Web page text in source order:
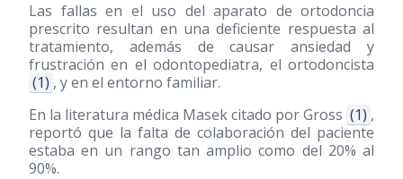
Las fallas en el uso del aparato de ortodoncia
prescrito resultan en una deficiente respuesta al
tratamiento, además de causar ansiedad y
frustración en el odontopediatra, el ortodoncista
(1) , y en el entorno familiar.
En la literatura médica Masek citado por Gross (1) ,
reportó que la falta de colaboración del paciente
estaba en un rango tan amplio como del 20% al
90%.